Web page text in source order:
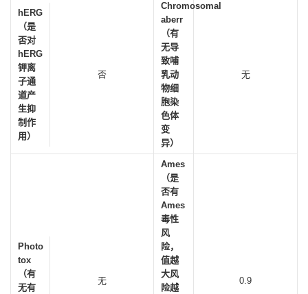
hERG
（是
否对
hERG
钾离
子通
道产
生抑
制作
用）
否
Chromosomal
aberr
（有
无导
致哺
乳动
物细
胞染
色体
变
异）
无
Photo
tox
（有
无有
无
Ames
（是
否有
Ames
毒性
风
险，
值越
大风
险越
0.9